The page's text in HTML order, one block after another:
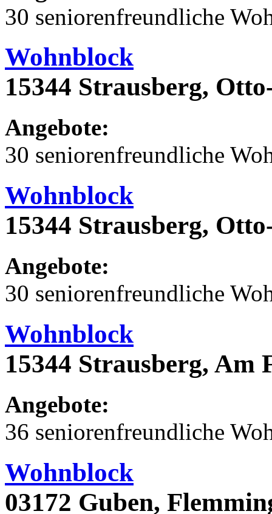
30 seniorenfreundliche
Wohnblock
15344 Strausberg,
Angebote:
30 seniorenfreundliche
Wohnblock
15344 Strausberg,
Angebote:
30 seniorenfreundliche
Wohnblock
15344 Strausberg, Am
Angebote:
36 seniorenfreundliche
Wohnblock
03172 Guben,